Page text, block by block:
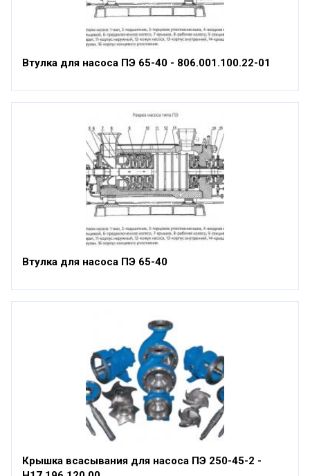
Втулка для насоса ПЭ 65-40 - 806.001.100.22-01
Втулка для насоса ПЭ 65-40
Крышка всасывания для насоса ПЭ 250-45-2 -